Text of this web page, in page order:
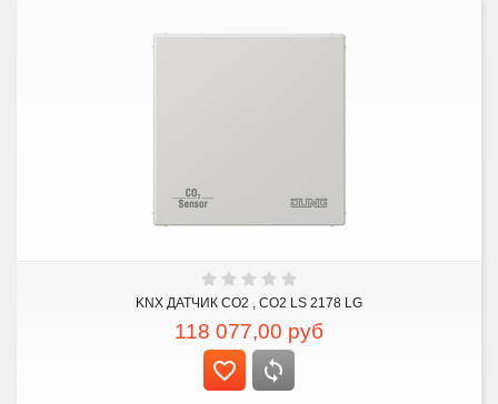
KNX ДАТЧИК CO2 , CO2 LS 2178 LG
118 077,00 руб